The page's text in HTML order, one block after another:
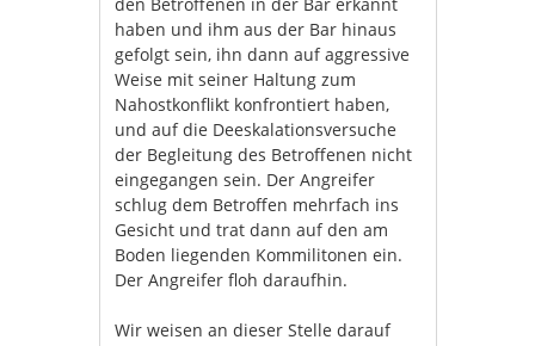
haben und ihm aus der Bar hinaus
gefolgt sein, ihn dann auf aggressive
Weise mit seiner Haltung zum
Nahostkonflikt konfrontiert haben,
und auf die Deeskalationsversuche
der Begleitung des Betroffenen nicht
eingegangen sein. Der Angreifer
schlug dem Betroffen mehrfach ins
Gesicht und trat dann auf den am
Boden liegenden Kommilitonen ein.
Der Angreifer floh daraufhin.
Wir weisen an dieser Stelle darauf